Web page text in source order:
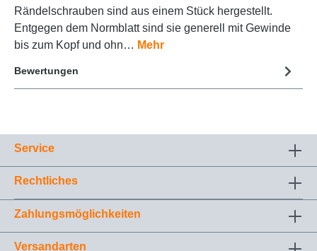
Rändelschrauben sind aus einem Stück hergestellt.
Entgegen dem Normblatt sind sie generell mit Gewinde
bis zum Kopf und ohn… Mehr
Bewertungen
Service
Rechtliches
Zahlungsmöglichkeiten
Versandarten